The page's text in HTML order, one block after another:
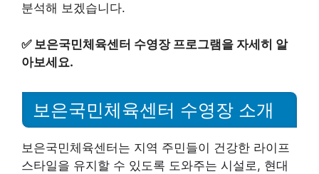
분석해 보겠습니다.
✅ 보은국민체육센터 수영장 프로그램을 자세히 알
아보세요.
보은국민체육센터 수영장 소개
보은국민체육센터는 지역 주민들이 건강한 라이프
스타일을 유지할 수 있도록 도와주는 시설로, 현대